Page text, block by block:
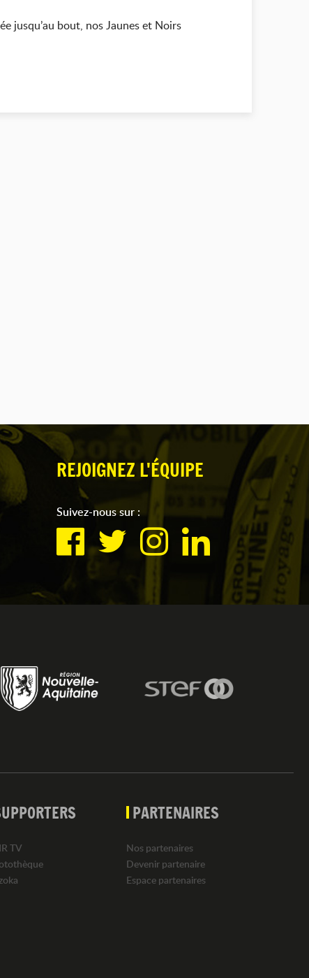
jusqu’au bout, nos Jaunes et Noirs
REJOIGNEZ L'ÉQUIPE
Suivez-nous sur :
TV
PARTENAIRES
Nos partenaires
Devenir partenaire
Espace partenaires